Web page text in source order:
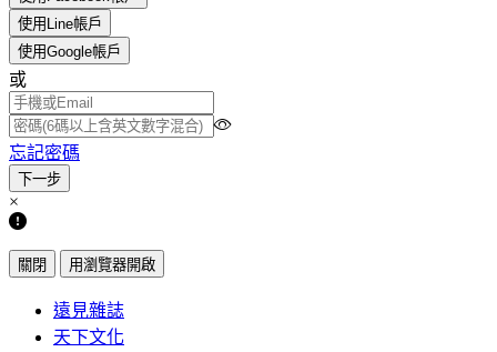
使用Line帳戶
使用Google帳戶
或
忘記密碼
×
關閉 用瀏覽器開啟
遠見雜誌
天下文化